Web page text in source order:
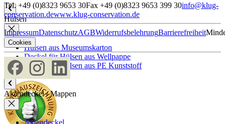
Hülsen
Hülsen aus Museumskarton
Deckel für Hülsen aus Wellpappe
Deckel für Hülsen aus PE Kunststoff
Aktendeckel / Mappen
Aktendeckel
Tel. +49 (0)8323 9653 30Fax +49 (0)8323 9653 399 30info@klug-
conservation.dewww.klug-conservation.de
ImpressumDatenschutzAGBWiderrufsbelehrungBarrierefreiheit
Cookies